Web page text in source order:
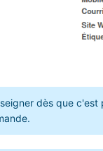
dès que